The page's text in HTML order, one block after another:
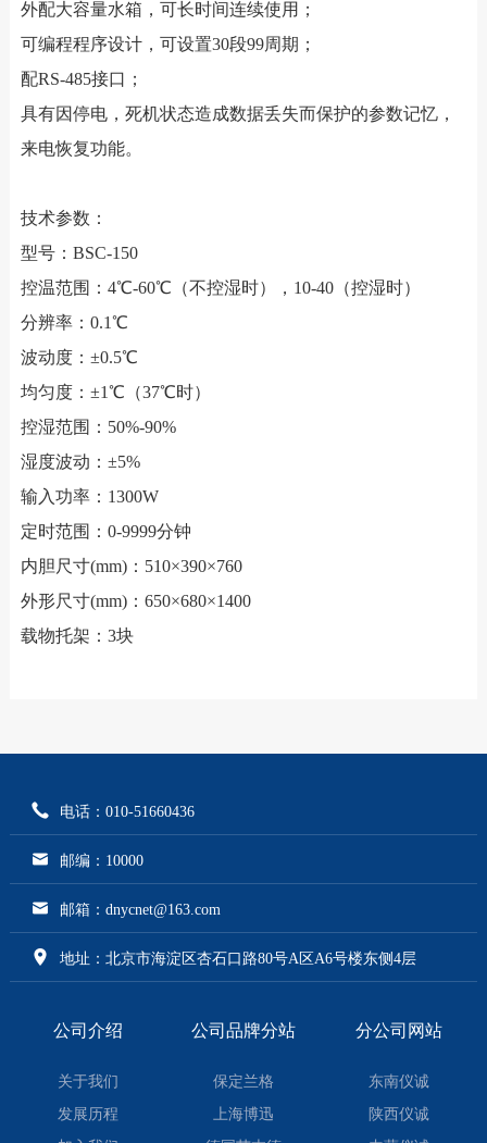
外配大容量水箱，可长时间连续使用；
可编程程序设计，可设置30段99周期；
配RS-485接口；
具有因停电，死机状态造成数据丢失而保护的参数记忆，
来电恢复功能。
技术参数：
型号：BSC-150
控温范围：4℃-60℃（不控湿时），10-40（控湿时）
分辨率：0.1℃
波动度：±0.5℃
均匀度：±1℃（37℃时）
控湿范围：50%-90%
湿度波动：±5%
输入功率：1300W
定时范围：0-9999分钟
内胆尺寸(mm)：510×390×760
外形尺寸(mm)：650×680×1400
载物托架：3块
电话：010-51660436
邮编：10000
邮箱：dnycnet@163.com
地址：北京市海淀区杏石口路80号A区A6号楼东侧4层
公司介绍
关于我们
发展历程
公司品牌分站
保定兰格
上海博迅
分公司网站
东南仪诚
陕西仪诚